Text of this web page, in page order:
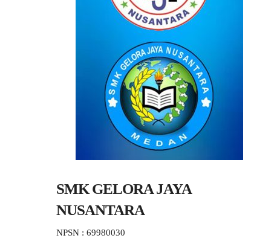
SMK GELORA JAYA
NUSANTARA
NPSN : 69980030